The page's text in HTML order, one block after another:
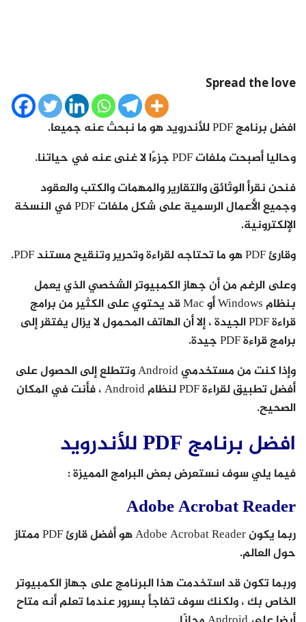
Spread the love
افضل برنامج PDF للأندرويد هو ما نبحث عنه جميعا.
وحاليا أصبحت ملفات PDF جزءًا لا غنى عنه في حياتنا.
فنحن نقرأ الوثائق والتقارير والمهمات والكتب والعقود
وجميع الأعمال الرسمية على شكل ملفات PDF في النسخة
الإلكترونية.
وقارئ PDF هو ما تحتاجه لقراءة وتحرير وتنقيح مستند PDF.
وعلى الرغم من أن جهاز الكمبيوتر الشخصي الذي يعمل
بنظام Windows أو Mac قد يحتوي على الكثير من برامج
قراءة PDF الجيدة ، إلا أن الهاتف المحمول لا يزال يفتقر إلى
برامج قراءة PDF جيدة.
وإذا كنت من مستخدمي Android وتتطلع إلى الحصول على
أفضل تطبيق لقراءة PDF لنظام Android ، فأنت في المكان
الصحيح.
افضل برنامج PDF للأندرويد
فيما يلي سوف نستعرض بعض البرامج المميزة :
Adobe Acrobat Reader
ربما يكون Adobe Acrobat Reader هو أفضل قارئ PDF ممتاز
حول العالم.
وربما تكون قد استخدمت هذا البرنامج على جهاز الكمبيوتر
الخاص بك ، ولكنك سوف تفاجأ بسرور عندما تعلم أنه متاح